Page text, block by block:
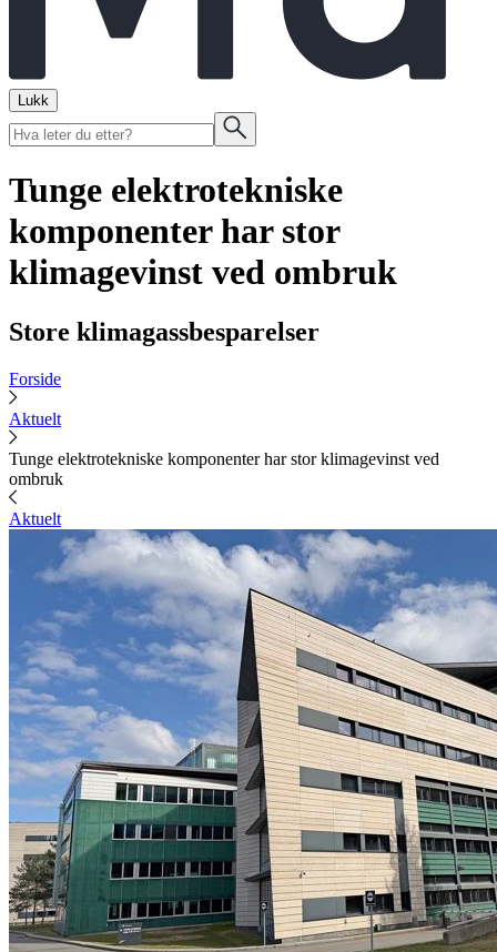
Lukk
Tunge elektrotekniske
komponenter har stor
klimagevinst ved ombruk
Store klimagassbesparelser
Forside
Aktuelt
Tunge elektrotekniske komponenter har stor klimagevinst ved
ombruk
Aktuelt